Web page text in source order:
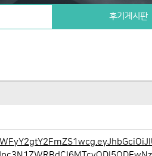
후기게시판